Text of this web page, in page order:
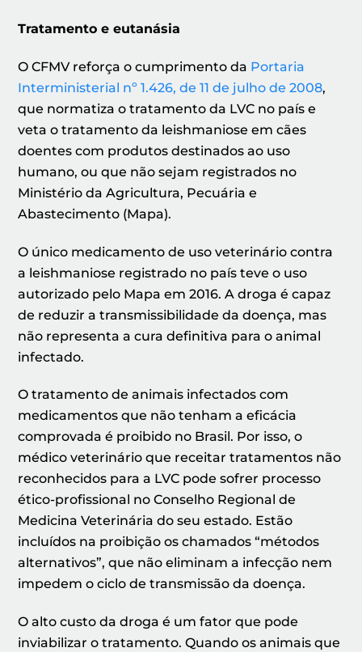
Tratamento e eutanásia
O CFMV reforça o cumprimento da Portaria
Interministerial nº 1.426, de 11 de julho de 2008,
que normatiza o tratamento da LVC no país e
veta o tratamento da leishmaniose em cães
doentes com produtos destinados ao uso
humano, ou que não sejam registrados no
Ministério da Agricultura, Pecuária e
Abastecimento (Mapa).
O único medicamento de uso veterinário contra
a leishmaniose registrado no país teve o uso
autorizado pelo Mapa em 2016. A droga é capaz
de reduzir a transmissibilidade da doença, mas
não representa a cura definitiva para o animal
infectado.
O tratamento de animais infectados com
medicamentos que não tenham a eficácia
comprovada é proibido no Brasil. Por isso, o
médico veterinário que receitar tratamentos não
reconhecidos para a LVC pode sofrer processo
ético-profissional no Conselho Regional de
Medicina Veterinária do seu estado. Estão
incluídos na proibição os chamados “métodos
alternativos”, que não eliminam a infecção nem
impedem o ciclo de transmissão da doença.
O alto custo da droga é um fator que pode
inviabilizar o tratamento. Quando os animais que